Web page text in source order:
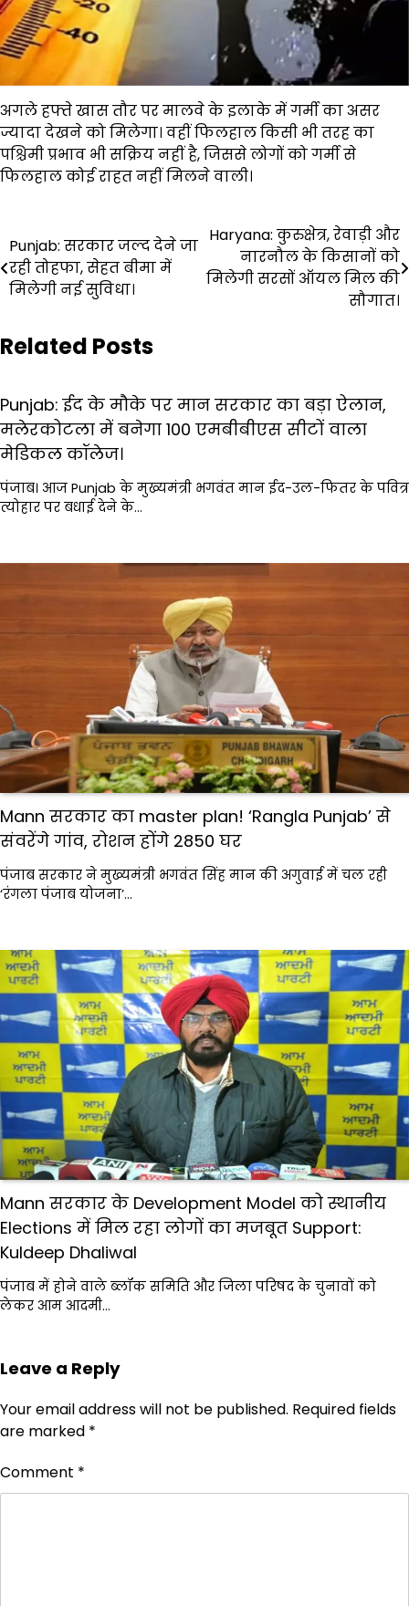
अगले हफ्ते खास तौर पर मालवे के इलाके में गर्मी का असर
ज्यादा देखने को मिलेगा। वहीं फिलहाल किसी भी तरह का
पश्चिमी प्रभाव भी सक्रिय नहीं है, जिससे लोगों को गर्मी से
फिलहाल कोई राहत नहीं मिलने वाली।
Post
navigation
Punjab: सरकार जल्द देने जा
रही तोहफा, सेहत बीमा में
मिलेगी नई सुविधा।
Haryana: कुरुक्षेत्र, रेवाड़ी और
नारनौल के किसानों को
मिलेगी सरसों ऑयल मिल की
सौगात।
Related Posts
Punjab: ईद के मौके पर मान सरकार का बड़ा ऐलान,
मलेरकोटला में बनेगा 100 एमबीबीएस सीटों वाला
मेडिकल कॉलेज।
पंजाब। आज Punjab के मुख्यमंत्री भगवंत मान ईद-उल-फितर के पवित्र
त्योहार पर बधाई देने के…
Mann सरकार का master plan! ‘Rangla Punjab’ से
संवरेंगे गांव, रोशन होंगे 2850 घर
पंजाब सरकार ने मुख्यमंत्री भगवंत सिंह मान की अगुवाई में चल रही
‘रंगला पंजाब योजना’…
Mann सरकार के Development Model को स्थानीय
Elections में मिल रहा लोगों का मजबूत Support:
Kuldeep Dhaliwal
पंजाब में होने वाले ब्लॉक समिति और जिला परिषद के चुनावों को
लेकर आम आदमी…
Leave a Reply
Your email address will not be published. Required fields
are marked *
Comment *